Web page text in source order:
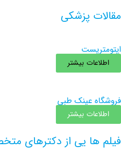
پزشکی
بیشتر
عینک طبی
بیشتر
یی از دکترهای متخصص